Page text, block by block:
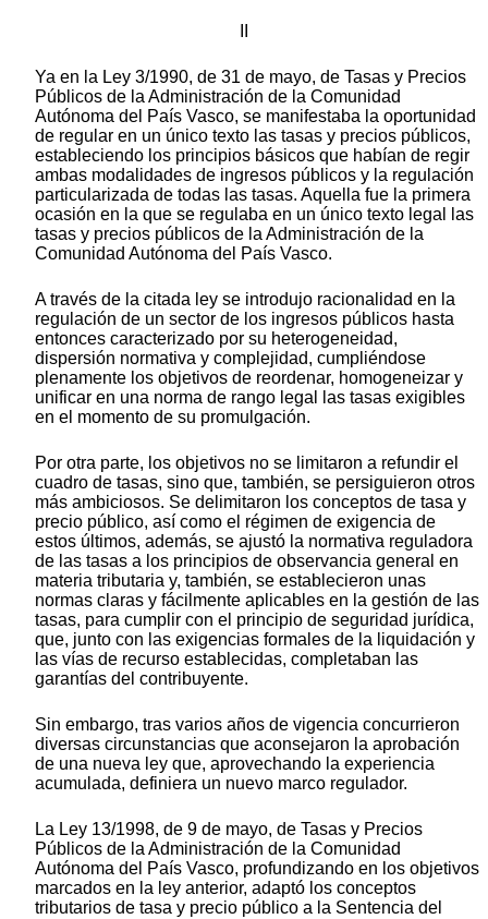
Ya en la Ley 3/1990, de 31 de mayo, de Tasas y Precios
Públicos de la Administración de la Comunidad
Autónoma del País Vasco, se manifestaba la oportunidad
de regular en un único texto las tasas y precios públicos,
estableciendo los principios básicos que habían de regir
ambas modalidades de ingresos públicos y la regulación
particularizada de todas las tasas. Aquella fue la primera
ocasión en la que se regulaba en un único texto legal las
tasas y precios públicos de la Administración de la
Comunidad Autónoma del País Vasco.
A través de la citada ley se introdujo racionalidad en la
regulación de un sector de los ingresos públicos hasta
entonces caracterizado por su heterogeneidad,
dispersión normativa y complejidad, cumpliéndose
plenamente los objetivos de reordenar, homogeneizar y
unificar en una norma de rango legal las tasas exigibles
en el momento de su promulgación.
Por otra parte, los objetivos no se limitaron a refundir el
cuadro de tasas, sino que, también, se persiguieron otros
más ambiciosos. Se delimitaron los conceptos de tasa y
precio público, así como el régimen de exigencia de
estos últimos, además, se ajustó la normativa reguladora
de las tasas a los principios de observancia general en
materia tributaria y, también, se establecieron unas
normas claras y fácilmente aplicables en la gestión de las
tasas, para cumplir con el principio de seguridad jurídica,
que, junto con las exigencias formales de la liquidación y
las vías de recurso establecidas, completaban las
garantías del contribuyente.
Sin embargo, tras varios años de vigencia concurrieron
diversas circunstancias que aconsejaron la aprobación
de una nueva ley que, aprovechando la experiencia
acumulada, definiera un nuevo marco regulador.
La Ley 13/1998, de 9 de mayo, de Tasas y Precios
Públicos de la Administración de la Comunidad
Autónoma del País Vasco, profundizando en los objetivos
marcados en la ley anterior, adaptó los conceptos
tributarios de tasa y precio público a la Sentencia del